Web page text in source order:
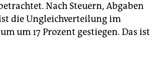
Nach Steuern, Abgaben
die Ungleichverteilung im
um 17 Prozent gestiegen. Das ist